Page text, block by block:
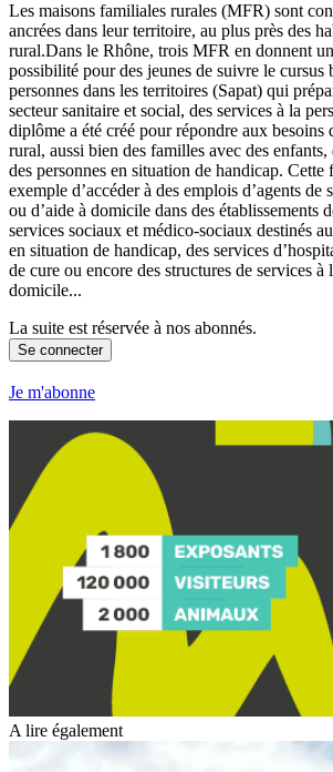
Les maisons familiales rurales (MFR) sont
ancrées dans leur territoire, au plus près des
rural.Dans le Rhône, trois MFR en donnent
possibilité pour des jeunes de suivre le cursus
personnes dans les territoires (Sapat) qui
secteur sanitaire et social, des services à la
diplôme a été créé pour répondre aux besoins
rural, aussi bien des familles avec des enfants,
des personnes en situation de handicap.
exemple d’accéder à des emplois d’agents
ou d’aide à domicile dans des établissements
services sociaux et médico-sociaux destinés
en situation de handicap, des services
de cure ou encore des structures de services à
domicile...
La suite est réservée à nos abonnés.
Se connecter
Je m'abonne
A lire également